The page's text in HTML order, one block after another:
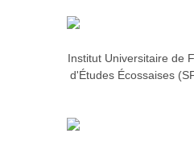
Institut Universitaire de
d'Études Écossaises